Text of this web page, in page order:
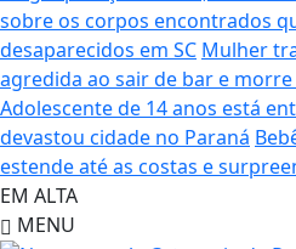
sobre os corpos encontrados
desaparecidos em SC Mulher
agredida ao sair de bar e
Adolescente de 14 anos está
devastou cidade no Paraná
estende até as costas e
EM ALTA
MENU